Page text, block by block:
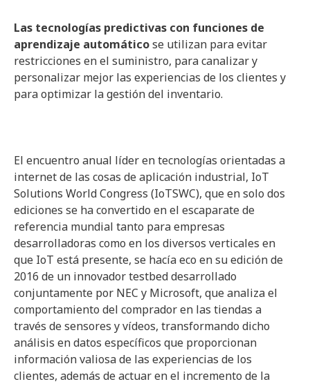
Las tecnologías predictivas con funciones de
aprendizaje automáticose utilizan para evitar
restricciones en el suministro, para canalizar y
personalizar mejor las experiencias de los clientes y
para optimizar la gestión del inventario.
El encuentro anual líder en tecnologías orientadas a
internet de las cosas de aplicación industrial, IoT
Solutions World Congress (IoTSWC), que en solo dos
ediciones se ha convertido en el escaparate de
referencia mundial tanto para empresas
desarrolladoras como en los diversos verticales en
que IoT está presente, se hacía eco en su edición de
2016 de un innovador testbed desarrollado
conjuntamente por NEC y Microsoft, que analiza el
comportamiento del comprador en las tiendas a
través de sensores y vídeos, transformando dicho
análisis en datos específicos que proporcionan
información valiosa de las experiencias de los
clientes, además de actuar en el incremento de la